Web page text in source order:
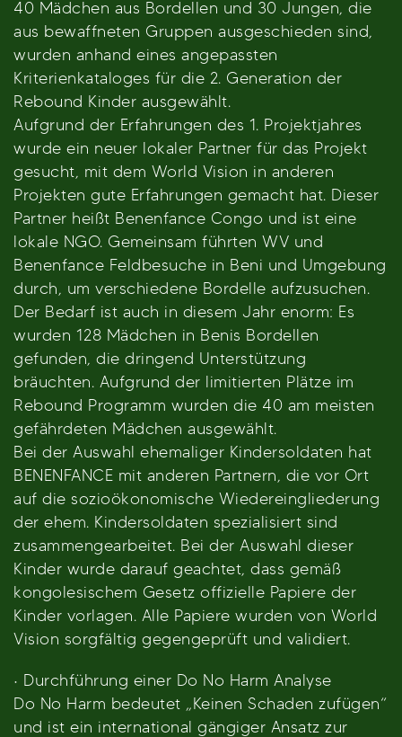
40 Mädchen aus Bordellen und 30 Jungen, die
aus bewaffneten Gruppen ausgeschieden sind,
wurden anhand eines angepassten
Kriterienkataloges für die 2. Generation der
Rebound Kinder ausgewählt.
Aufgrund der Erfahrungen des 1. Projektjahres
wurde ein neuer lokaler Partner für das Projekt
gesucht, mit dem World Vision in anderen
Projekten gute Erfahrungen gemacht hat. Dieser
Partner heißt Benenfance Congo und ist eine
lokale NGO. Gemeinsam führten WV und
Benenfance Feldbesuche in Beni und Umgebung
durch, um verschiedene Bordelle aufzusuchen.
Der Bedarf ist auch in diesem Jahr enorm: Es
wurden 128 Mädchen in Benis Bordellen
gefunden, die dringend Unterstützung
bräuchten. Aufgrund der limitierten Plätze im
Rebound Programm wurden die 40 am meisten
gefährdeten Mädchen ausgewählt.
Bei der Auswahl ehemaliger Kindersoldaten hat
BENENFANCE mit anderen Partnern, die vor Ort
auf die sozioökonomische Wiedereingliederung
der ehem. Kindersoldaten spezialisiert sind
zusammengearbeitet. Bei der Auswahl dieser
Kinder wurde darauf geachtet, dass gemäß
kongolesischem Gesetz offizielle Papiere der
Kinder vorlagen. Alle Papiere wurden von World
Vision sorgfältig gegengeprüft und validiert.
· Durchführung einer Do No Harm Analyse
Do No Harm bedeutet „Keinen Schaden zufügen“
und ist ein international gängiger Ansatz zur